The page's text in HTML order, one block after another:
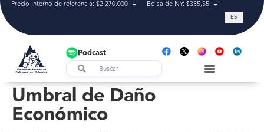
Precio interno de referencia: $2.270.000 Bolsa de NY: $335,55 Tasa de
ES
Podcast
Umbral de Daño
Económico